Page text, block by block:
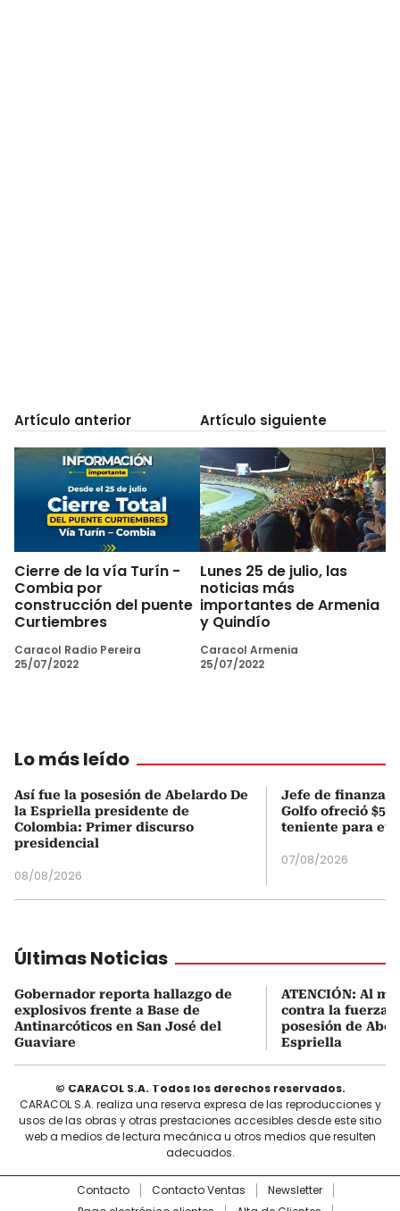
Artículo anterior
Cierre de la vía Turín -
Combia por
construcción del puente
Curtiembres
Caracol Radio Pereira
25/07/2022
Artículo siguiente
Lunes 25 de julio, las
noticias más
importantes de Armenia
y Quindío
Caracol Armenia
25/07/2022
Lo más leído
Así fue la posesión de Abelardo De
la Espriella presidente de
Colombia: Primer discurso
presidencial
08/08/2026
Jefe de finanzas
Golfo ofreció
teniente para
07/08/2026
Últimas Noticias
Gobernador reporta hallazgo de
explosivos frente a Base de
Antinarcóticos en San José del
Guaviare
ATENCIÓN: Al
contra la fuerza
posesión de
Espriella
© CARACOL S.A. Todos los derechos reservados.
CARACOL S.A. realiza una reserva expresa de las reproducciones y
usos de las obras y otras prestaciones accesibles desde este sitio
web a medios de lectura mecánica u otros medios que resulten
adecuados.
Contacto Contacto Ventas
Newsletter